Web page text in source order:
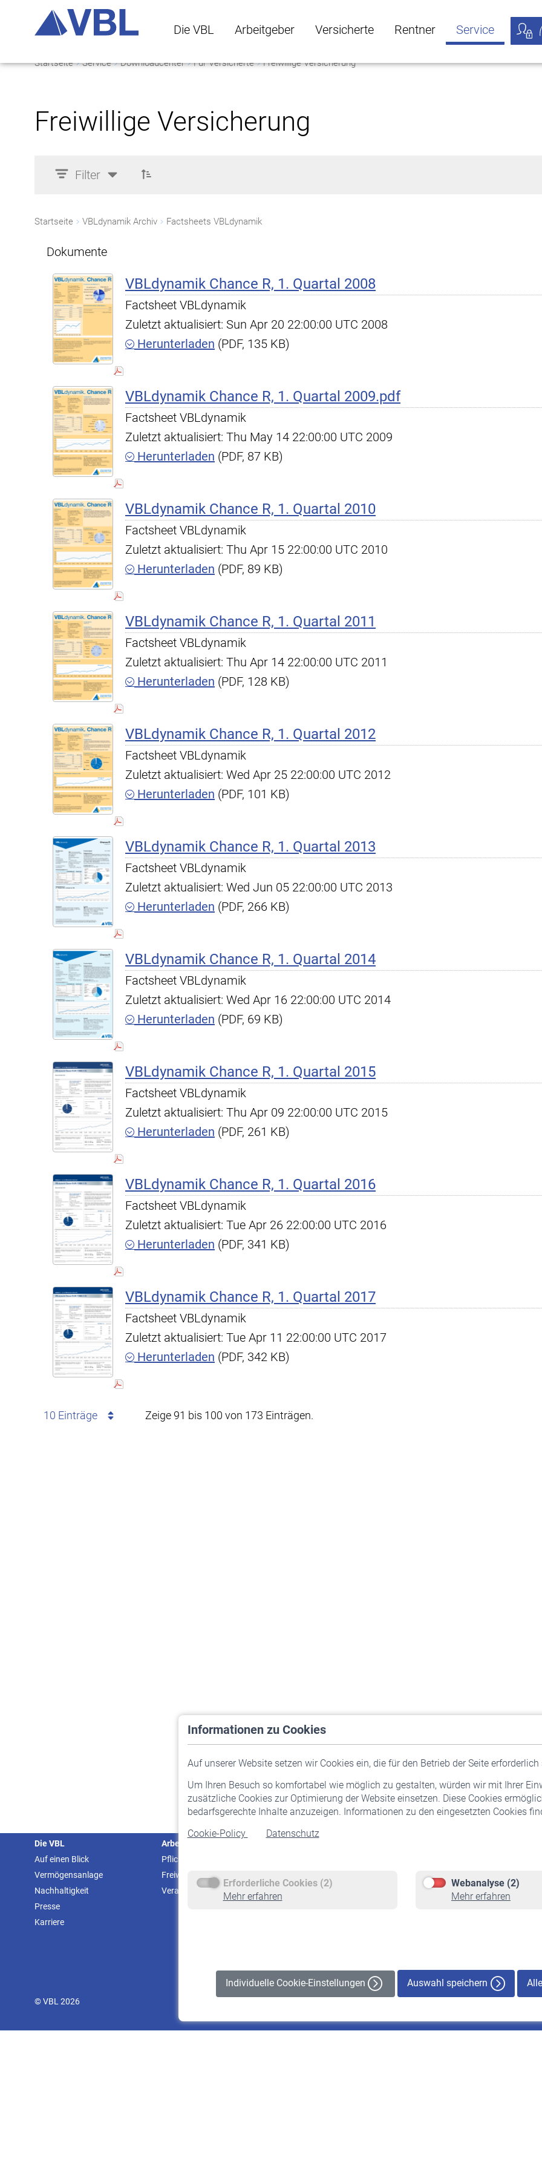
Die VBL
Die VBL Untermenü öffnen
Arbeitgeber
Arbeitgeber Untermenü öffnen
Versicherte
Versicherte Untermenü öffnen
Rentner Service
Startseite Service Downloadcenter Für Versicherte Freiwillige Versicherung
Freiwillige Versicherung
Filter
Startseite VBLdynamik Archiv Factsheets VBLdynamik
Dokumente
VBLdynamik Chance R, 1. Quartal 2008
Factsheet VBLdynamik
Zuletzt aktualisiert: Sun Apr 20 22:00:00 UTC 2008
Herunterladen (PDF, 135 KB)
VBLdynamik Chance R, 1. Quartal 2009.pdf
Factsheet VBLdynamik
Zuletzt aktualisiert: Thu May 14 22:00:00 UTC 2009
Herunterladen (PDF, 87 KB)
VBLdynamik Chance R, 1. Quartal 2010
Factsheet VBLdynamik
Zuletzt aktualisiert: Thu Apr 15 22:00:00 UTC 2010
Herunterladen (PDF, 89 KB)
VBLdynamik Chance R, 1. Quartal 2011
Factsheet VBLdynamik
Zuletzt aktualisiert: Thu Apr 14 22:00:00 UTC 2011
Herunterladen (PDF, 128 KB)
VBLdynamik Chance R, 1. Quartal 2012
Factsheet VBLdynamik
Zuletzt aktualisiert: Wed Apr 25 22:00:00 UTC 2012
Herunterladen (PDF, 101 KB)
VBLdynamik Chance R, 1. Quartal 2013
Factsheet VBLdynamik
Zuletzt aktualisiert: Wed Jun 05 22:00:00 UTC 2013
Herunterladen (PDF, 266 KB)
VBLdynamik Chance R, 1. Quartal 2014
Factsheet VBLdynamik
Zuletzt aktualisiert: Wed Apr 16 22:00:00 UTC 2014
Herunterladen (PDF, 69 KB)
VBLdynamik Chance R, 1. Quartal 2015
Factsheet VBLdynamik
Zuletzt aktualisiert: Thu Apr 09 22:00:00 UTC 2015
Herunterladen (PDF, 261 KB)
VBLdynamik Chance R, 1. Quartal 2016
Factsheet VBLdynamik
Zuletzt aktualisiert: Tue Apr 26 22:00:00 UTC 2016
Herunterladen (PDF, 341 KB)
VBLdynamik Chance R, 1. Quartal 2017
Factsheet VBLdynamik
Zuletzt aktualisiert: Tue Apr 11 22:00:00 UTC 2017
Herunterladen (PDF, 342 KB)
10 Einträge Zeige 91 bis 100 von 173 Einträgen.
Informationen zu Cookies
Auf unserer Website setzen wir Cookies ein, die für den Betrieb der Seite erforderlich
Um Ihren Besuch so komfortabel wie möglich zu gestalten, würden wir mit Ihrer
zusätzliche Cookies zur Optimierung der Website einsetzen. Diese Cookies
bedarfsgerechte Inhalte anzuzeigen. Informationen zu den eingesetzten Cookies
Cookie-Policy
Datenschutz
Erforderliche Cookies (2)
Mehr erfahren
Webanalyse (2)
Mehr erfahren
Individuelle Cookie-Einstellungen Auswahl speichern
Die VBL
Auf einen Blick
Vermögensanlage
Nachhaltigkeit
Presse
Karriere
Arbeitgeber
Pflichtversicherung
Freiwillige Versicherung
Veranstaltungen
Staatliche Förderung
Rente beantragen
Rentenauszahlung
© VBL 2026